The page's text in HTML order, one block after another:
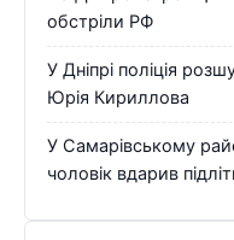
обстріли РФ
У Дніпрі поліція
Юрія Кириллова
У Самарівському
чоловік вдарив